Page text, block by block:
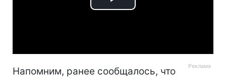
Play
Напомним, ранее сообщалось, что